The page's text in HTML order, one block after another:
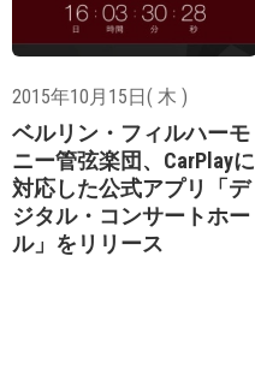
2015年10月15日( 木 )
ベルリン・フィルハーモ
ニー管弦楽団、CarPlayに
対応した公式アプリ「デ
ジタル・コンサートホー
ル」をリリース